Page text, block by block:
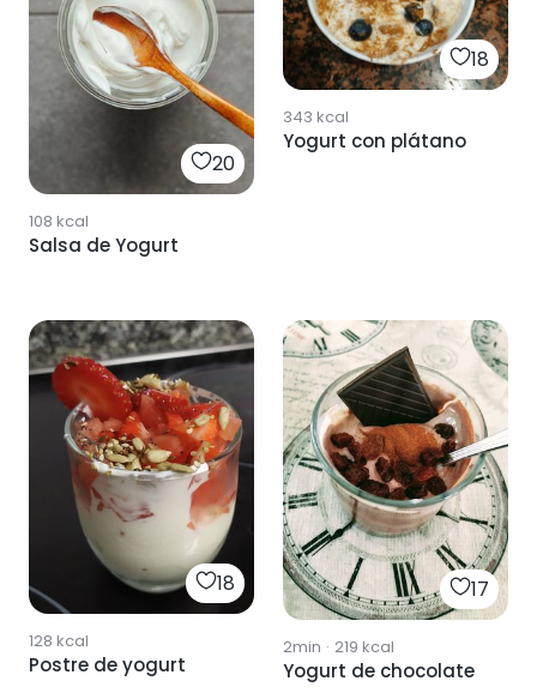
20
108 kcal
Salsa de Yogurt
18
343 kcal
Yogurt con plátano
18
128 kcal
Postre de yogurt
17
2min · 219 kcal
Yogurt de chocolate